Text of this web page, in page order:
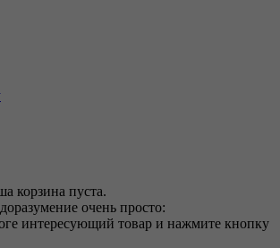
корзина пуста.
очень просто:
интересующий товар и нажмите кнопку